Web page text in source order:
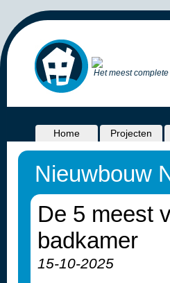
Het meest
Home Projecten
Nieuwbouw
De 5 meest
badkamer
15-10-2025